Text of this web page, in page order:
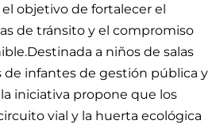
objetivo de fortalecer el
de tránsito y el compromiso
a niños de salas
de infantes de gestión pública y
iniciativa propone que los
vial y la huerta ecológica